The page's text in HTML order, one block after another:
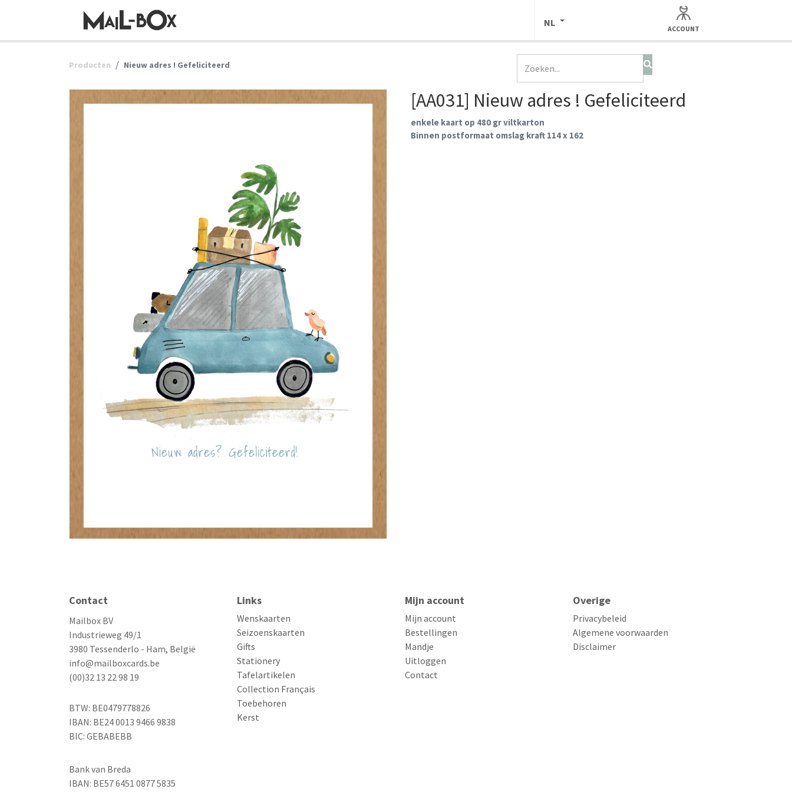
NL
ACCOUNT
Producten Nieuw adres ! Gefeliciteerd
[AA031] Nieuw adres ! Gefeliciteerd
enkele kaart op 480 gr viltkarton
Binnen postformaat omslag kraft 114 x 162
Contact
Mailbox BV
Industrieweg 49/1
3980 Tessenderlo - Ham, België
info@mailboxcards.be
(00)32 13 22 98 19
BTW: BE0479778826
IBAN: BE24 0013 9466 9838
BIC: GEBABEBB
Bank van Breda
IBAN: BE57 6451 0877 5835
Links
Wenskaarten
Seizoenskaarten
Gifts
Stationery
Tafelartikelen
Collection Français
Toebehoren
Kerst
Mijn account
Mijn account
Bestellingen
Mandje
Uitloggen
Contact
Overige
Privacybeleid
Algemene voorwaarden
Disclaimer